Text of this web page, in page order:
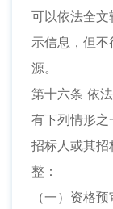
可以依法全
示信息，但
源。
第十六条 依
有下列情形
招标人或其
整：
（一）资格